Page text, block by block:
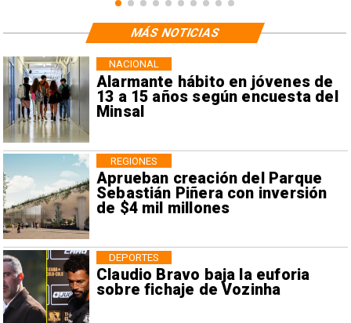
Alarmante hábito en jóvenes de
13 a 15 años según encuesta del
Minsal
NACIONAL
Aprueban creación del Parque
Sebastián Piñera con inversión
de $4 mil millones
REGIONES
Claudio Bravo baja la euforia
sobre fichaje de Vozinha
DEPORTES
MÁS NOTICIAS